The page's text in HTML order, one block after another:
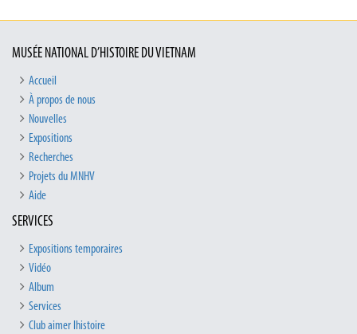
MUSÉE NATIONAL D’HISTOIRE DU VIETNAM
Accueil
À propos de nous
Nouvelles
Expositions
Recherches
Projets du MNHV
Aide
SERVICES
Expositions temporaires
Vidéo
Album
Services
Club aimer lhistoire